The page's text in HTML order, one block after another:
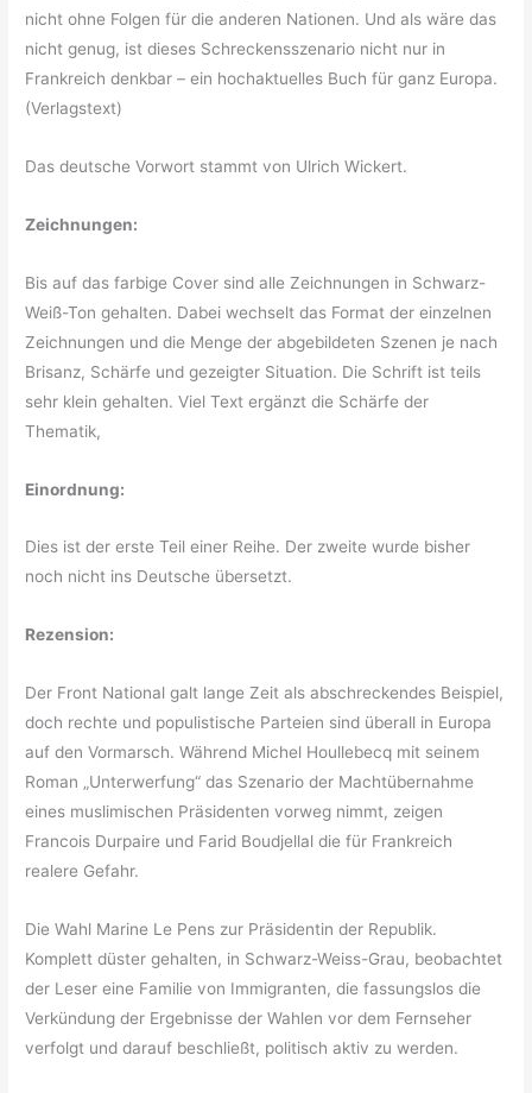
nicht ohne Folgen für die anderen Nationen. Und als wäre das
nicht genug, ist dieses Schreckensszenario nicht nur in
Frankreich denkbar – ein hochaktuelles Buch für ganz Europa.
(Verlagstext)
Das deutsche Vorwort stammt von Ulrich Wickert.
Zeichnungen:
Bis auf das farbige Cover sind alle Zeichnungen in Schwarz-
Weiß-Ton gehalten. Dabei wechselt das Format der einzelnen
Zeichnungen und die Menge der abgebildeten Szenen je nach
Brisanz, Schärfe und gezeigter Situation. Die Schrift ist teils
sehr klein gehalten. Viel Text ergänzt die Schärfe der
Thematik,
Einordnung:
Dies ist der erste Teil einer Reihe. Der zweite wurde bisher
noch nicht ins Deutsche übersetzt.
Rezension:
Der Front National galt lange Zeit als abschreckendes Beispiel,
doch rechte und populistische Parteien sind überall in Europa
auf den Vormarsch. Während Michel Houllebecq mit seinem
Roman „Unterwerfung“ das Szenario der Machtübernahme
eines muslimischen Präsidenten vorweg nimmt, zeigen
Francois Durpaire und Farid Boudjellal die für Frankreich
realere Gefahr.
Die Wahl Marine Le Pens zur Präsidentin der Republik.
Komplett düster gehalten, in Schwarz-Weiss-Grau, beobachtet
der Leser eine Familie von Immigranten, die fassungslos die
Verkündung der Ergebnisse der Wahlen vor dem Fernseher
verfolgt und darauf beschließt, politisch aktiv zu werden.